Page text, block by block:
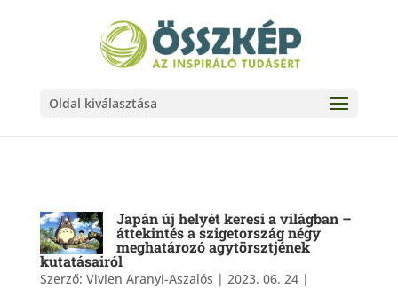
Oldal kiválasztása
Japán új helyét keresi a világban –
áttekintés a szigetország négy
meghatározó agytörsztjének
kutatásairól
Szerző: Vivien Aranyi-Aszalós | 2023. 06. 24|